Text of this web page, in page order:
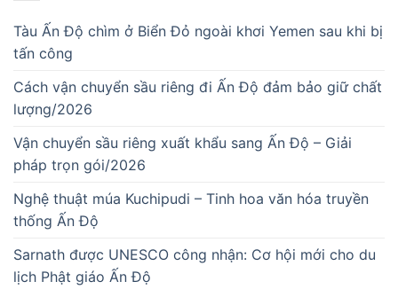
Tàu Ấn Độ chìm ở Biển Đỏ ngoài khơi Yemen sau khi bị
tấn công
Cách vận chuyển sầu riêng đi Ấn Độ đảm bảo giữ chất
lượng/2026
Vận chuyển sầu riêng xuất khẩu sang Ấn Độ – Giải
pháp trọn gói/2026
Nghệ thuật múa Kuchipudi – Tinh hoa văn hóa truyền
thống Ấn Độ
Sarnath được UNESCO công nhận: Cơ hội mới cho du
lịch Phật giáo Ấn Độ